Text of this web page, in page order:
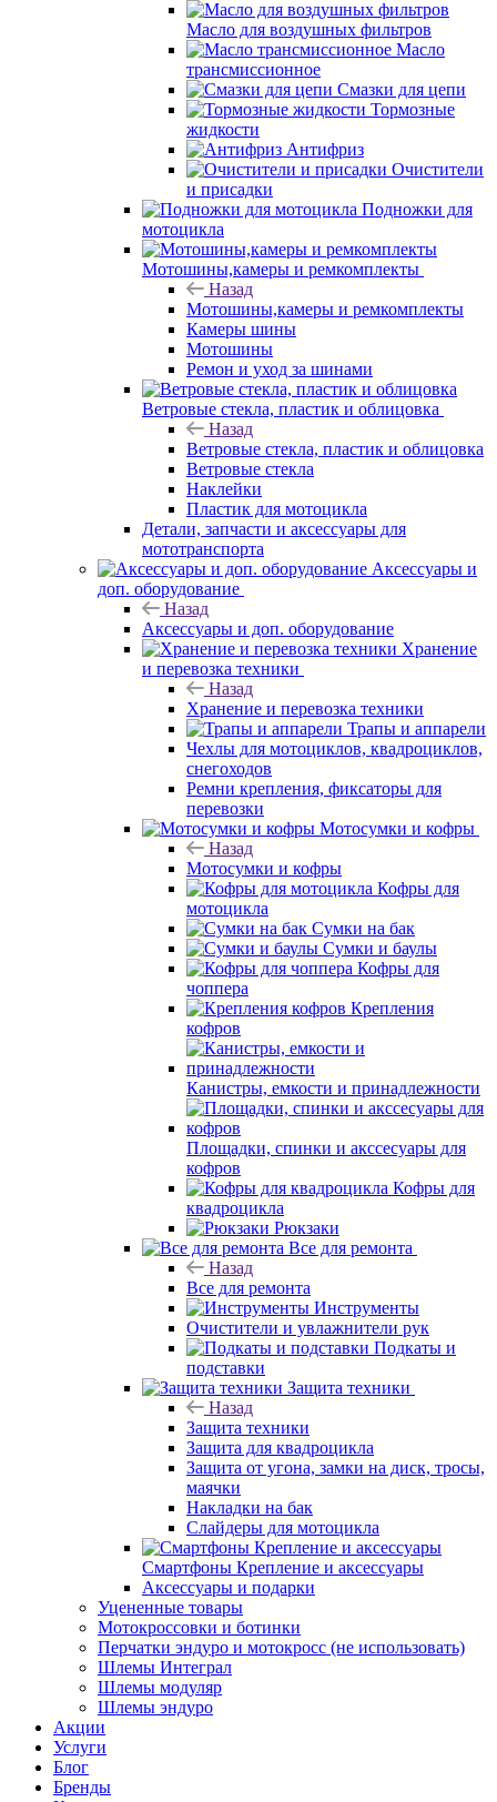
Масло для воздушных фильтров
Масло
трансмиссионное
Смазки для цепи
Тормозные
жидкости
Антифриз
Очистители
и присадки
Подножки для
мотоцикла
Мотошины,камеры и ремкомплекты
Назад
Мотошины,камеры и ремкомплекты
Камеры шины
Мотошины
Ремон и уход за шинами
Ветровые стекла, пластик и облицовка
Назад
Ветровые стекла, пластик и облицовка
Ветровые стекла
Наклейки
Пластик для мотоцикла
Детали, запчасти и аксессуары для
мототранспорта
Аксессуары и
доп. оборудование
Назад
Аксессуары и доп. оборудование
Хранение
и перевозка техники
Назад
Хранение и перевозка техники
Трапы и аппарели
Чехлы для мотоциклов, квадроциклов,
снегоходов
Ремни крепления, фиксаторы для
перевозки
Мотосумки и кофры
Назад
Мотосумки и кофры
Кофры для
мотоцикла
Сумки на бак
Сумки и баулы
Кофры для
чоппера
Крепления
кофров
Канистры, емкости и принадлежности
Площадки, спинки и акссесуары для
кофров
Кофры для
квадроцикла
Рюкзаки
Все для ремонта
Назад
Все для ремонта
Инструменты
Очистители и увлажнители рук
Подкаты и
подставки
Защита техники
Назад
Защита техники
Защита для квадроцикла
Защита от угона, замки на диск, тросы,
маячки
Накладки на бак
Слайдеры для мотоцикла
Смартфоны Крепление и аксессуары
Аксессуары и подарки
Уцененные товары
Мотокроссовки и ботинки
Перчатки эндуро и мотокросс (не использовать)
Шлемы Интеграл
Шлемы модуляр
Шлемы эндуро
Акции
Услуги
Блог
Бренды